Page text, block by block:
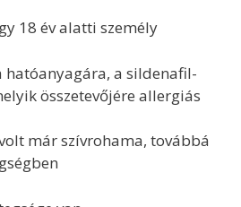
év alatti személy
a sildenafil-
összetevőjére allergiás
már szívrohama, továbbá